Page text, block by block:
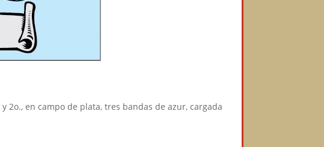
2o., en campo de plata, tres bandas de azur, cargada